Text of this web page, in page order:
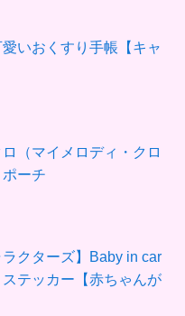
愛いおくすり手帳【キャ
（マイメロディ・クロ
ーチ
ラクターズ】Baby in car
テッカー【赤ちゃんが